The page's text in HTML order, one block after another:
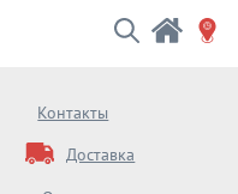
Контакты
Доставка